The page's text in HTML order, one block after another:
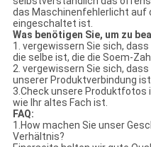
das Maschinenfehlerlicht auf
eingeschaltet ist.
Was benötigen Sie, um zu
1. vergewissern Sie sich,
die selbe ist, die die Soem-
2. vergewissern Sie sich,
unserer Produktverbindung
3.Check unsere Produktfotos
wie Ihr altes Fach ist.
FAQ:
1.How machen Sie unser
Verhältnis?